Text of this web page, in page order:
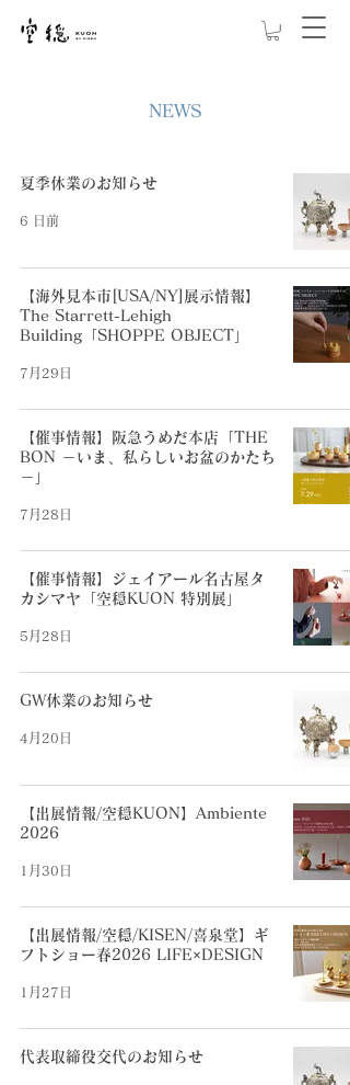
NEWS
夏季休業のお知らせ
6 日前
【海外見本市[USA/NY]展示情報】
The Starrett-Lehigh
Building「SHOPPE OBJECT」
7月29日
【催事情報】阪急うめだ本店「THE
BON －いま、私らしいお盆のかたち
－」
7月28日
【催事情報】ジェイアール名古屋タ
カシマヤ「空穏KUON 特別展」
5月28日
GW休業のお知らせ
4月20日
【出展情報/空穏KUON】Ambiente
2026
1月30日
【出展情報/空穏/KISEN/喜泉堂】ギ
フトショー春2026 LIFE×DESIGN
1月27日
代表取締役交代のお知らせ